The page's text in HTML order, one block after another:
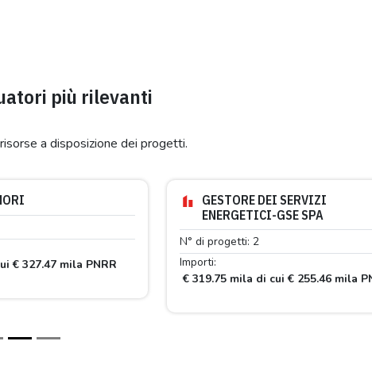
più rilevanti
a disposizione dei progetti.
€ 327.47 mila PNRR
GESTORE DEI SERVIZI
ENERGETICI-GSE SPA
N° di progetti: 2
Importi:
€ 319.75 mila di cui € 255.46 mila